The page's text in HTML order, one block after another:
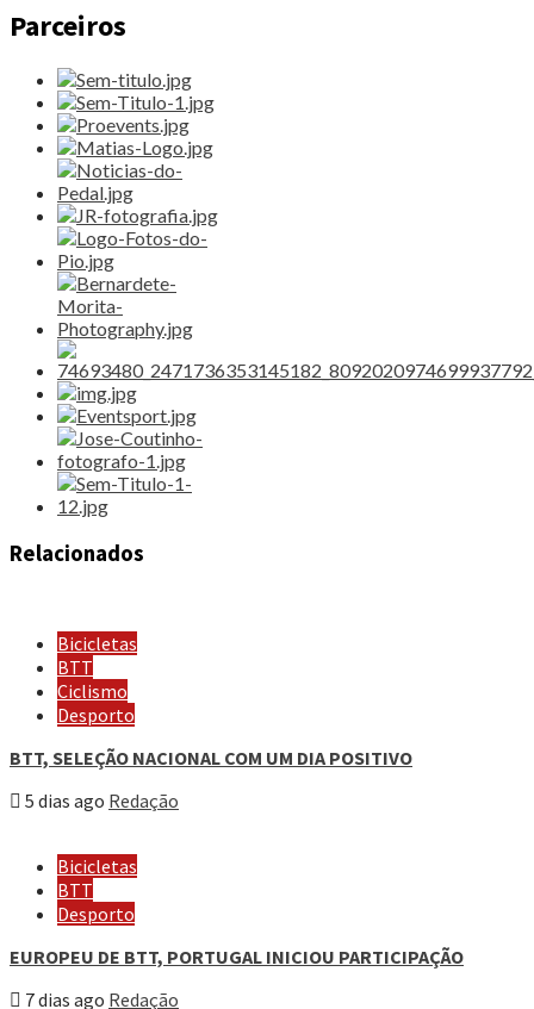
Carisma"
Parceiros
Relacionados
Bicicletas
BTT
Ciclismo
Desporto
BTT, SELEÇÃO NACIONAL COM UM DIA POSITIVO
5 dias ago Redação
Bicicletas
BTT
Desporto
EUROPEU DE BTT, PORTUGAL INICIOU PARTICIPAÇÃO
7 dias ago Redação